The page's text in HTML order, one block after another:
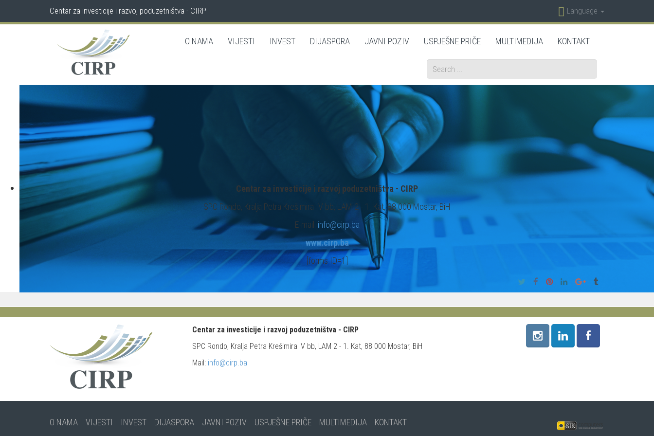
Centar za investicije i razvoj poduzetništva - CIRP Language
O NAMA VIJESTI INVEST DIJASPORA JAVNI POZIV USPJEŠNE PRIČE MULTIMEDIJA
KONTAKT
Search
...
Centar za investicije i razvoj poduzetništva - CIRP
SPC Rondo, Kralja Petra Krešimira IV bb, LAM 2 - 1. Kat, 88 000 Mostar, BiH
E-mail: info@cirp.ba
www.cirp.ba
[forms ID=1]
Centar za investicije i razvoj poduzetništva - CIRP
SPC Rondo, Kralja Petra Krešimira IV bb, LAM 2 - 1. Kat, 88 000 Mostar, BiH
Mail: info@cirp.ba
O NAMA VIJESTI INVEST DIJASPORA JAVNI POZIV USPJEŠNE PRIČE MULTIMEDIJA
KONTAKT